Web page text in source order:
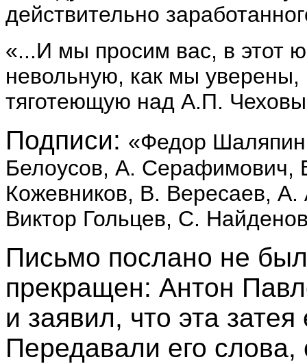
действительно
«...И мы просим вас, в этот
невольную, как мы уверены,
тяготеющую над А.П.
Подписи: «Федор
Белоусов, А. Серафимович,
Кожевников, В. Вересаев,
Виктор Гольцев, С.
Письмо послано не
прекращен: Антон
и заявил, что эта
Передавали его